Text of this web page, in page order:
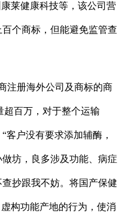
莱健康科技等，该公司营
个商标，但能避免监管查
册海外公司及商标的商
百万，对于整个运输
客户没有要求添加辅酶，
坊，良多涉及功能、病症
抄跟我不妨。将国产保健
构功能产地的行为，使消